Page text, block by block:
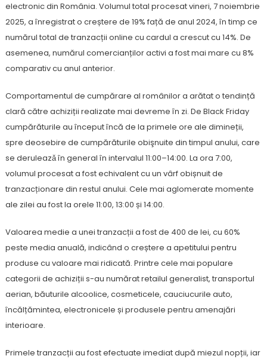
electronic din România. Volumul total procesat vineri, 7 noiembrie
2025, a înregistrat o creștere de 19% față de anul 2024, în timp ce
numărul total de tranzacții online cu cardul a crescut cu 14%. De
asemenea, numărul comercianților activi a fost mai mare cu 8%
comparativ cu anul anterior.
Comportamentul de cumpărare al românilor a arătat o tendință
clară către achiziții realizate mai devreme în zi. De Black Friday
cumpărăturile au început încă de la primele ore ale dimineții,
spre deosebire de cumpărăturile obişnuite din timpul anului, care
se deruleazǎ în general în intervalul 11:00–14:00. La ora 7:00,
volumul procesat a fost echivalent cu un vârf obișnuit de
tranzacționare din restul anului. Cele mai aglomerate momente
ale zilei au fost la orele 11:00, 13:00 și 14:00.
Valoarea medie a unei tranzacții a fost de 400 de lei, cu 60%
peste media anuală, indicând o creștere a apetitului pentru
produse cu valoare mai ridicată. Printre cele mai populare
categorii de achiziții s-au numărat retailul generalist, transportul
aerian, băuturile alcoolice, cosmeticele, cauciucurile auto,
încălțămintea, electronicele și produsele pentru amenajări
interioare.
Primele tranzacții au fost efectuate imediat după miezul nopții, iar